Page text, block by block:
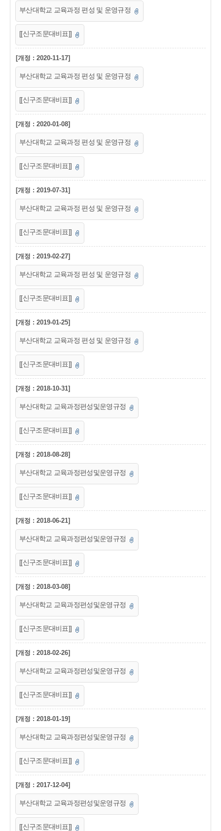
부산대학교 교육과정 편성 및 운영규정
[[신구조문대비표]]
[개정 : 2020-11-17]
부산대학교 교육과정 편성 및 운영규정
[[신구조문대비표]]
[개정 : 2020-01-08]
부산대학교 교육과정 편성 및 운영규정
[[신구조문대비표]]
[개정 : 2019-07-31]
부산대학교 교육과정 편성 및 운영규정
[[신구조문대비표]]
[개정 : 2019-02-27]
부산대학교 교육과정 편성 및 운영규정
[[신구조문대비표]]
[개정 : 2019-01-25]
부산대학교 교육과정 편성 및 운영규정
[[신구조문대비표]]
[개정 : 2018-10-31]
부산대학교 교육과정편성및운영규정
[[신구조문대비표]]
[개정 : 2018-08-28]
부산대학교 교육과정편성및운영규정
[[신구조문대비표]]
[개정 : 2018-06-21]
부산대학교 교육과정편성및운영규정
[[신구조문대비표]]
[개정 : 2018-03-08]
부산대학교 교육과정편성및운영규정
[[신구조문대비표]]
[개정 : 2018-02-26]
부산대학교 교육과정편성및운영규정
[[신구조문대비표]]
[개정 : 2018-01-19]
부산대학교 교육과정편성및운영규정
[[신구조문대비표]]
[개정 : 2017-12-04]
부산대학교 교육과정편성및운영규정
[[신구조문대비표]]